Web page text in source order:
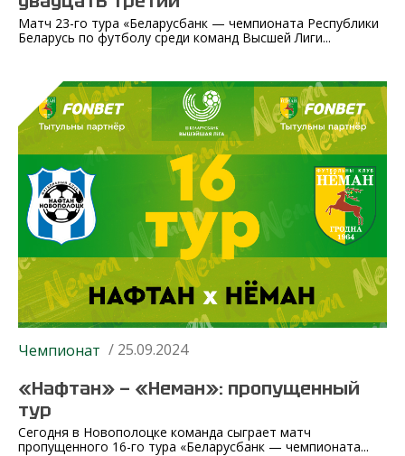
Матч 23-го тура «Беларусбанк — чемпионата Республики
Беларусь по футболу среди команд Высшей Лиги...
Чемпионат / 25.09.2024
«Нафтан» — «Неман»: пропущенный
тур
Сегодня в Новополоцке команда сыграет матч
пропущенного 16-го тура «Беларусбанк — чемпионата...